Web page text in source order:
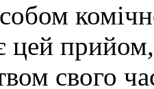
цей
свого